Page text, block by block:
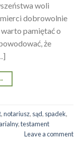
woli
dobrowolnie
pamiętać o
że
,notariusz, sąd, spadek,
,testament
Leave a comment